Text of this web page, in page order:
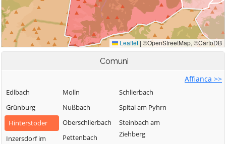
Comuni
Affianca >>
Edlbach
Grünburg
Hinterstoder
Inzersdorf im
Molln
Nußbach
Oberschlierbach
Pettenbach
Schlierbach
Spital am Pyhrn
Steinbach am
Ziehberg